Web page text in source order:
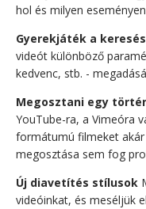
hol és milyen
Gyerekjáték a keresés
videót különböző
kedvenc, stb. -
Megosztani egy
YouTube-ra, a Vimeóra
formátumú filmeket
megosztása sem fog
Új diavetítés stílusok
videóinkat, és meséljük